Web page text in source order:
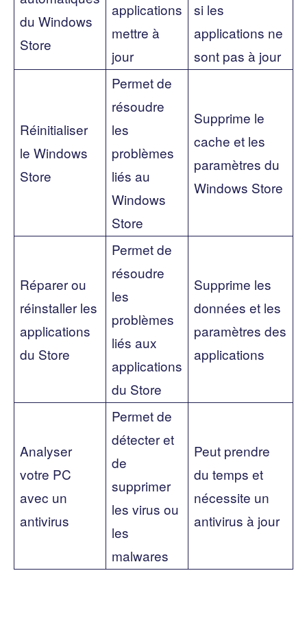
du Windows
Store
applications
mettre à
jour
si les
applications ne
sont pas à jour
Réinitialiser
le Windows
Store
Permet de
résoudre
les
problèmes
liés au
Windows
Store
Supprime le
cache et les
paramètres du
Windows Store
Réparer ou
réinstaller les
applications
du Store
Permet de
résoudre
les
problèmes
liés aux
applications
du Store
Supprime les
données et les
paramètres des
applications
Analyser
votre PC
avec un
antivirus
Permet de
détecter et
de
supprimer
les virus ou
les
malwares
Peut prendre
du temps et
nécessite un
antivirus à jour